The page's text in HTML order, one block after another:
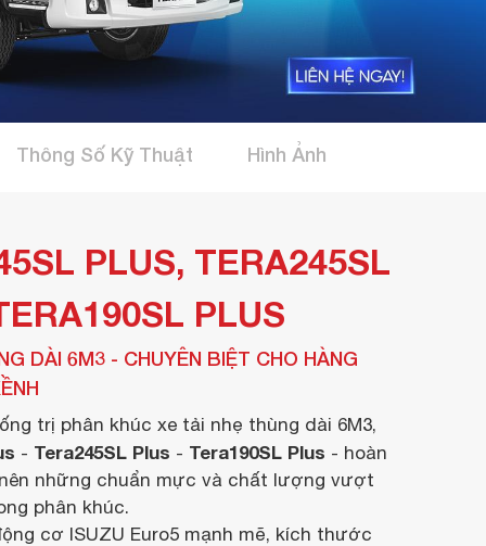
Thông Số Kỹ Thuật Hình Ảnh
PLUS, TERA245SL
PLUS
DÀI 6M3 - CHUYÊN BIỆT CHO HÀNG
trị phân khúc xe tải nhẹ thùng dài 6M3,
- Tera245SL Plus - Tera190SL Plus - hoàn
những chuẩn mực và chất lượng vượt
phân khúc.
cơ ISUZU Euro5 mạnh mẽ, kích thước